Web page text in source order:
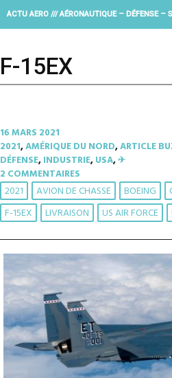
ACTU AERO /// AÉRONAUTIQUE – DÉFENSE –
F-15EX
16 MARS 2021
2021,AMÉRIQUE DU NORD,ARTICLE
DÉFENSE,INDUSTRIE,USA,✈︎
2 COMMENTAIRES
2021 AVION DE CHASSE BOEING
F-15EX
LIVRAISON US AIR FORCE